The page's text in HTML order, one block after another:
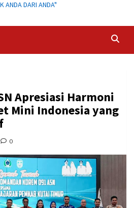
ANDA DARI ANDA"
Apresiasi Harmoni
Mini Indonesia yang
0